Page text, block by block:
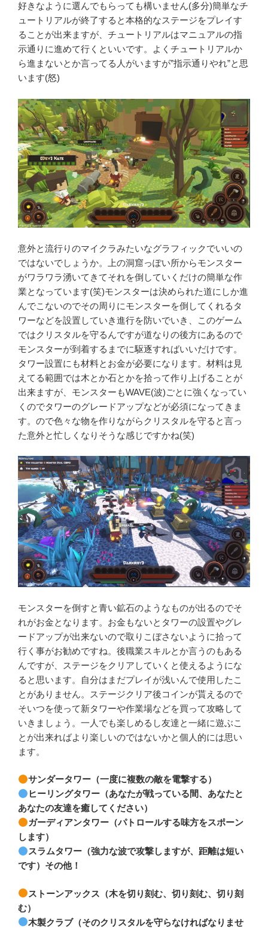
好きなように選んでもらっても構いません(多分)簡単なチ
ュートリアルが終了すると本格的なステージをプレイす
ることが出来ますが、チュートリアルはマニュアルの指
示通りに進めて行くといいです。よくチュートリアルか
ら進まないとか言ってる人がいますが”指示通りやれ”と思
います(怒)
意外と流行りのマイクラみたいなグラフィックでいいの
ではないでしょうか。上の洞窟っぽい所からモンスター
がワラワラ湧いてきてそれを倒していくだけの簡単な作
業となっています(笑)モンスターは決められた道にしか進
んでこないのでその周りにモンスターを倒してくれるタ
ワーなどを設置していき進行を防いでいき、このゲーム
ではクリスタルを守るんですが道なりの後方にあるので
モンスターが到着するまでに駆逐すればいいだけです。
タワー設置にも材料とお金が必要になります。材料は見
えてる範囲では木とか石とかを拾って作り上げることが
出来ますが、モンスターもWAVE(波)ごとに強くなってい
くのでタワーのグレードアップなどが必須になってきま
す。ので色々な物を作りながらクリスタルを守ると言っ
た意外と忙しくなりそうな感じですかね(笑)
モンスターを倒すと青い鉱石のようなものが出るのでそ
れがお金となります。お金もないとタワーの設置やグレ
ードアップが出来ないので取りこぼさないように拾って
行く事がお勧めですね。後職業スキルとか言うのもある
んですが、ステージをクリアしていくと使えるようにな
ると思います。自分はまだプレイが浅いんで使用したこ
とがありません。ステージクリア後コインが貰えるので
そいつを使って新タワーや作業場などを買って攻略して
いきましょう。一人でも楽しめるし友達と一緒に遊ぶこ
とが出来ればより楽しいのではないかと個人的には思い
ます。
サンダータワー（一度に複数の敵を電撃する）
ヒーリングタワー（あなたが戦っている間、あなたと
あなたの友達を癒してください）
ガーディアンタワー（パトロールする味方をスポーン
します）
スラムタワー（強力な波で攻撃しますが、距離は短い
です）その他！
ストーンアックス（木を切り刻む、切り刻む、切り刻
む）
木製クラブ（そのクリスタルを守らなければなりませ